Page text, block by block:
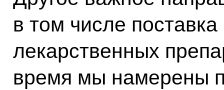
в том числе поставка
лекарственных
время мы намерены